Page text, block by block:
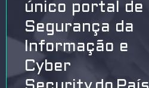
único portal de
Segurança da
Informação e
Cyber